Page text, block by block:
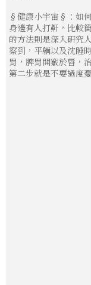
§健康小宇宙§：如
身邊有人打鼾，比較
的方法則是深入研究
察到，平躺以及沈睡
胃，脾胃開竅於唇，
第二步就是不要過度